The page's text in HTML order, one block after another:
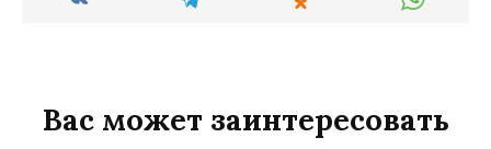
Вас может заинтересовать